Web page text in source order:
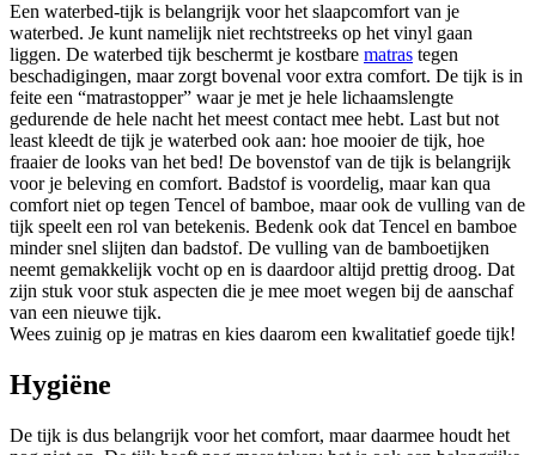
Een waterbed-tijk is belangrijk voor het slaapcomfort van je
waterbed. Je kunt namelijk niet rechtstreeks op het vinyl gaan
liggen. De waterbed tijk beschermt je kostbare matras tegen
beschadigingen, maar zorgt bovenal voor extra comfort. De tijk is in
feite een “matrastopper” waar je met je hele lichaamslengte
gedurende de hele nacht het meest contact mee hebt. Last but not
least kleedt de tijk je waterbed ook aan: hoe mooier de tijk, hoe
fraaier de looks van het bed! De bovenstof van de tijk is belangrijk
voor je beleving en comfort. Badstof is voordelig, maar kan qua
comfort niet op tegen Tencel of bamboe, maar ook de vulling van de
tijk speelt een rol van betekenis. Bedenk ook dat Tencel en bamboe
minder snel slijten dan badstof. De vulling van de bamboetijken
neemt gemakkelijk vocht op en is daardoor altijd prettig droog. Dat
zijn stuk voor stuk aspecten die je mee moet wegen bij de aanschaf
van een nieuwe tijk.
Wees zuinig op je matras en kies daarom een kwalitatief goede tijk!
Hygiëne
De tijk is dus belangrijk voor het comfort, maar daarmee houdt het